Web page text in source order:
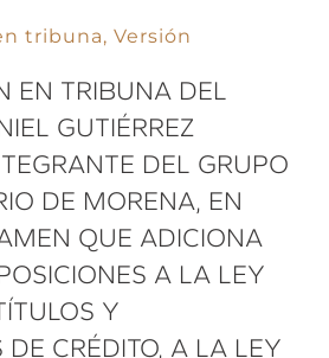
tribuna,Versión
EN TRIBUNA DEL
GUTIÉRREZ
DEL GRUPO
DE MORENA, EN
QUE ADICIONA
A LA LEY
Y
DE CRÉDITO, A LA LEY